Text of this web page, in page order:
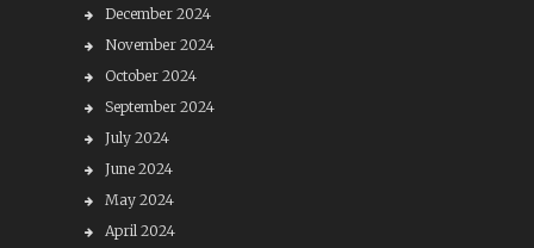
December 2024
November 2024
October 2024
September 2024
July 2024
June 2024
May 2024
April 2024